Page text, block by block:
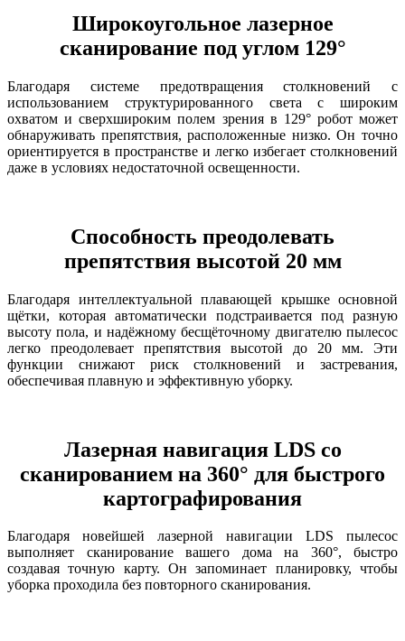
Широкоугольное лазерное
сканирование под углом 129°
Благодаря системе предотвращения столкновений с
использованием структурированного света с широким
охватом и сверхшироким полем зрения в 129° робот может
обнаруживать препятствия, расположенные низко. Он точно
ориентируется в пространстве и легко избегает столкновений
даже в условиях недостаточной освещенности.
Способность преодолевать
препятствия высотой 20 мм
Благодаря интеллектуальной плавающей крышке основной
щётки, которая автоматически подстраивается под разную
высоту пола, и надёжному бесщёточному двигателю пылесос
легко преодолевает препятствия высотой до 20 мм. Эти
функции снижают риск столкновений и застревания,
обеспечивая плавную и эффективную уборку.
Лазерная навигация LDS со
сканированием на 360° для быстрого
картографирования
Благодаря новейшей лазерной навигации LDS пылесос
выполняет сканирование вашего дома на 360°, быстро
создавая точную карту. Он запоминает планировку, чтобы
уборка проходила без повторного сканирования.